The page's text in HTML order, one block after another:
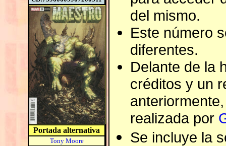
Portada alternativa
Tony Moore
del mismo.
Este número
diferentes.
Delante de la
créditos y un
realizada por
Se incluye la